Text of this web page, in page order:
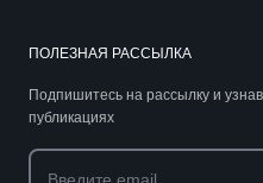
ПОЛЕЗНАЯ РАССЫЛКА
Подпишитесь на рассылку и
публикациях